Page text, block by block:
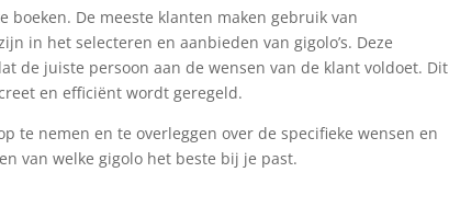
De meeste klanten maken gebruik van
in het selecteren en aanbieden van gigolo’s. Deze
de juiste persoon aan de wensen van de klant voldoet. Dit
en efficiënt wordt geregeld.
te nemen en te overleggen over de specifieke wensen en
van welke gigolo het beste bij je past.